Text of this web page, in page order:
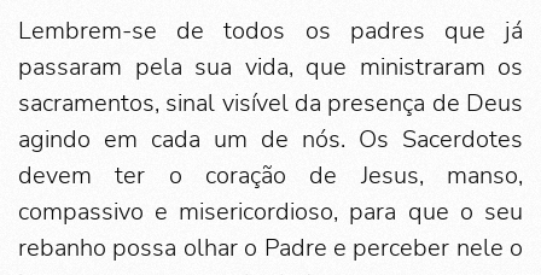
Lembrem-se de todos os padres que já
passaram pela sua vida, que ministraram os
sacramentos, sinal visível da presença de Deus
agindo em cada um de nós. Os Sacerdotes
devem ter o coração de Jesus, manso,
compassivo e misericordioso, para que o seu
rebanho possa olhar o Padre e perceber nele o